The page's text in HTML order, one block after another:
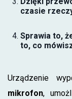
czasie
Sprawia to,
to, co
Urządzenie
mikrofon,